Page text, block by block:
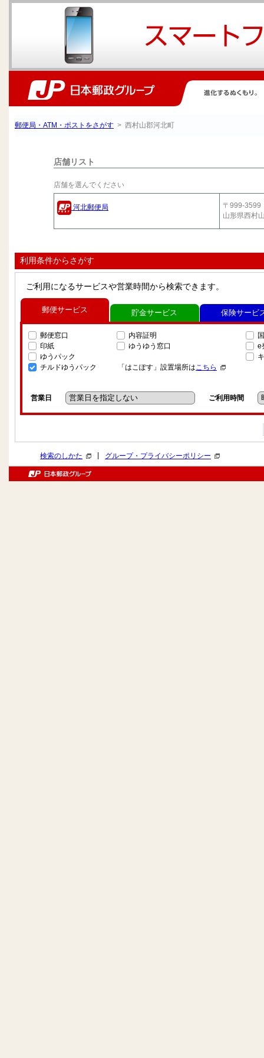
郵便局・ATM・ポストをさがす > 西村山郡河北町
店舗リスト
店舗を選んでください
河北郵便局
〒999-3599
山形県西村
利用条件からさがす
ご利用になるサービスや営業時間から検索できます。
郵便サービス
郵便窓口
印紙
ゆうパック
チルドゆうパック
内容証明
ゆうゆう窓口
「はこぽす」設置場所はこちら
e
営業日 ご利用時間
貯金サービス 保険サービ
検索のしかた グループ・プライバシーポリシー